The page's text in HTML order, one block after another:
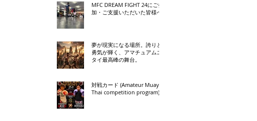
MFC DREAM FIGHT 24にご参
加・ご支援いただいた皆様へ
夢が現実になる場所。誇りと
勇気が輝く、アマチュアムエ
タイ最高峰の舞台。
対戦カード (Amateur Muay
Thai competition program)